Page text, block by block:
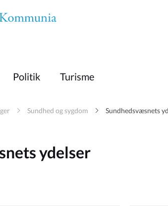
Politik Turisme
Sundhed og sygdom Sundhedsvæsnets
ydelser